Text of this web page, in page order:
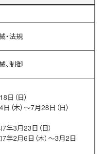
・法規
、制御
日（日）
（木）～7月28日（日）
年3月23日（日）
7年2月6日（木）～3月2日